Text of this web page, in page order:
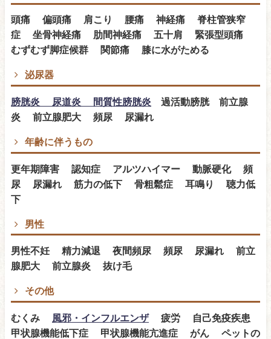
頭痛 偏頭痛 肩こり 腰痛 神経痛 脊柱管狭窄
症 坐骨神経痛 肋間神経痛 五十肩 緊張型頭痛
むずむず脚症候群 関節痛 膝に水がためる
泌尿器
膀胱炎 尿道炎 間質性膀胱炎 過活動膀胱 前立腺
炎 前立腺肥大 頻尿 尿漏れ
年齢に伴うもの
更年期障害 認知症 アルツハイマー 動脈硬化 頻
尿 尿漏れ 筋力の低下 骨粗鬆症 耳鳴り 聴力低
下
男性
男性不妊 精力減退 夜間頻尿 頻尿 尿漏れ 前立
腺肥大 前立腺炎 抜け毛
その他
むくみ 風邪・インフルエンザ疲労 自己免疫疾患
甲状腺機能低下症 甲状腺機能亢進症 がん ペットの